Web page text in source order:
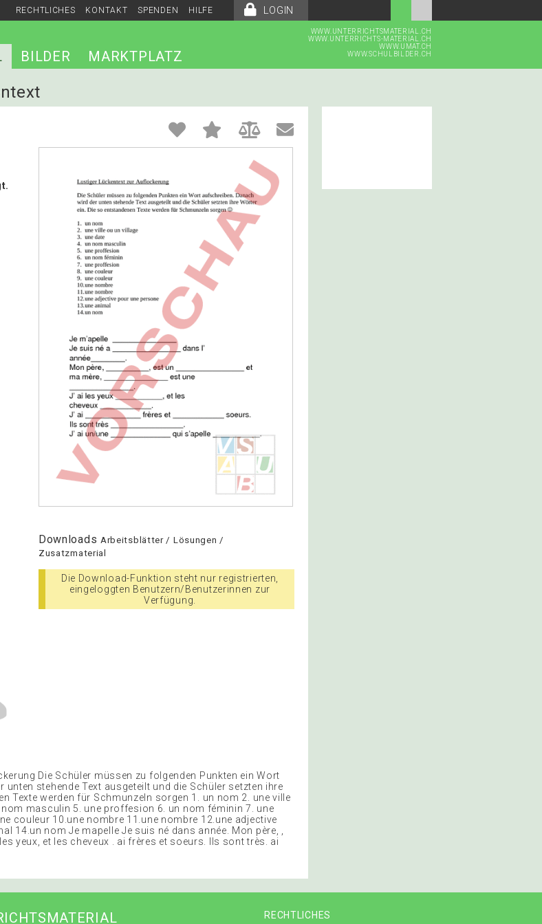
LOGIN
RECHTLICHES KONTAKT SPENDEN HILFE
WWW.UNTERRICHTSMATERIAL.CH
WWW.UNTERRICHTS-MATERIAL.CH
WWW.UMAT.CH
WWW.SCHULBILDER.CH
BILDER MARKTPLATZ
Downloads Arbeitsblätter / Lösungen /
Zusatzmaterial
Die Download-Funktion steht nur registrierten,
eingeloggten Benutzern/Benutzerinnen zur
Verfügung.
Die Schüler müssen zu folgenden Punkten ein Wort
unten stehende Text ausgeteilt und die Schüler setzten ihre
Texte werden für Schmunzeln sorgen 1. un nom 2. une ville
nom masculin 5. une proffesion 6. un nom féminin 7. une
couleur 10.une nombre 11.une nombre 12.une adjective
14.un nom Je mapelle Je suis né dans année. Mon père, ,
yeux, et les cheveux . ai frères et soeurs. Ils sont très. ai
RECHTLICHES